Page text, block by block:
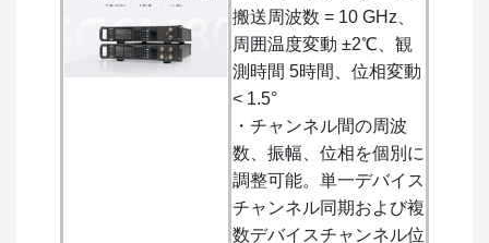
搬送周波数 = 10 GHz、
周囲温度変動 ±2℃、観
測時間 5時間、位相変動
< 1.5°
・チャンネル間の周波
数、振幅、位相を個別に
調整可能。単一デバイス
チャンネル同期および複
数デバイスチャンネル位